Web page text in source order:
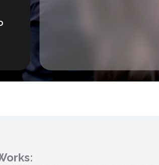
для вовлечения и
разработали
работа,